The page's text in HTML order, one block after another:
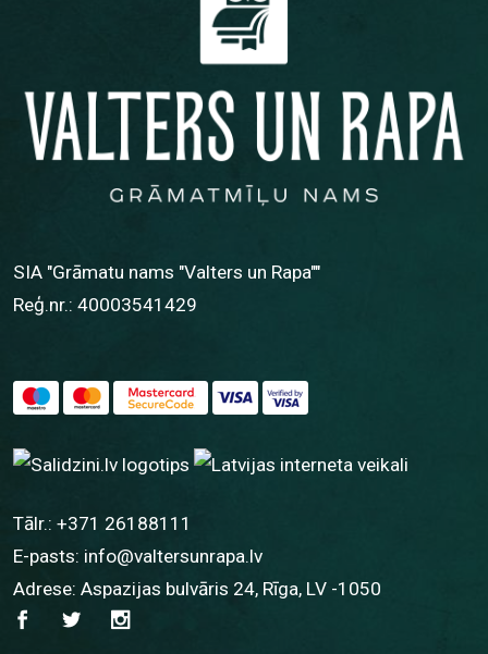
SIA "Grāmatu nams "Valters un Rapa""
Reģ.nr.: 40003541429
Tālr.: +371 26188111
E-pasts: info@valtersunrapa.lv
Adrese: Aspazijas bulvāris 24, Rīga, LV -1050